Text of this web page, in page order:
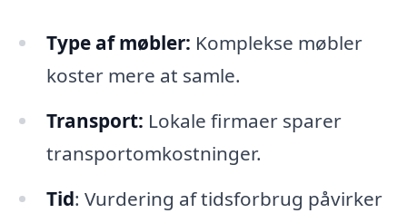
Type af møbler: Komplekse møbler
koster mere at samle.
Transport: Lokale firmaer sparer
transportomkostninger.
Tid: Vurdering af tidsforbrug påvirker